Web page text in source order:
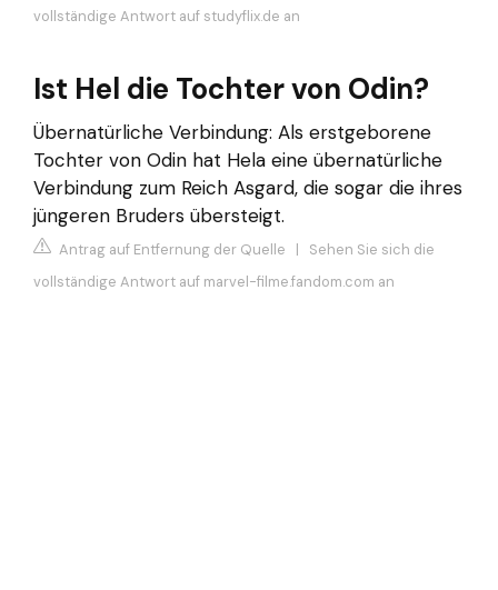
vollständige Antwort auf studyflix.de an
Ist Hel die Tochter von Odin?
Übernatürliche Verbindung: Als erstgeborene
Tochter von Odin hat Hela eine übernatürliche
Verbindung zum Reich Asgard, die sogar die ihres
jüngeren Bruders übersteigt.
Antrag auf Entfernung der Quelle | Sehen Sie sich die
vollständige Antwort auf marvel-filme.fandom.com an